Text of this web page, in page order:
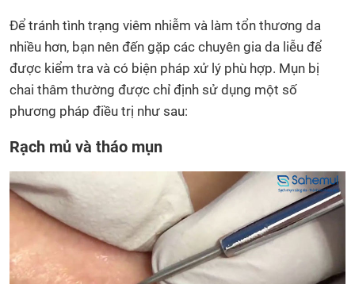
Để tránh tình trạng viêm nhiễm và làm tổn thương da
nhiều hơn, bạn nên đến gặp các chuyên gia da liễu để
được kiểm tra và có biện pháp xử lý phù hợp. Mụn bị
chai thâm thường được chỉ định sử dụng một số
phương pháp điều trị như sau:
Rạch mủ và tháo mụn